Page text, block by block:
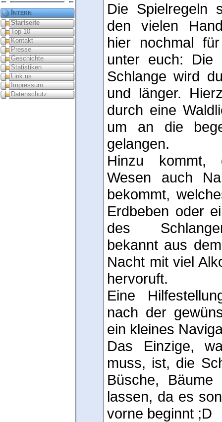
Intern
Startseite
Top 10
Kontakt
Presse
Geschichte
Statistiken
Link us
Impressum
Datenschutz
Die Spielregeln
den vielen
hier nochmal
unter euch: Die
Schlange wird
und länger.
durch eine
um an die
gelangen.
Hinzu kommt,
Wesen auch
bekommt,
Erdbeben oder
des
bekannt aus
Nacht mit viel
hervoruft.
Eine
nach der
ein kleines
Das Einzige,
muss, ist, die
Büsche,
lassen, da es
vorne beginnt ;D